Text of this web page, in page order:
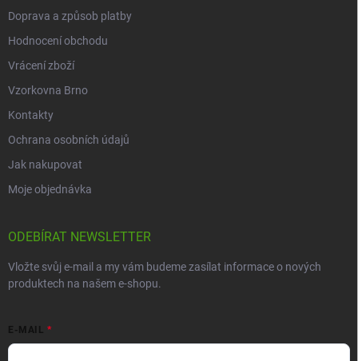
Doprava a způsob platby
Hodnocení obchodu
Vrácení zboží
Vzorkovna Brno
Kontakty
Ochrana osobních údajů
Jak nakupovat
Moje objednávka
ODEBÍRAT NEWSLETTER
Vložte svůj e-mail a my vám budeme zasílat informace o nových
produktech na našem e-shopu.
E-MAIL